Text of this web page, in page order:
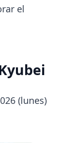
el
(lunes)